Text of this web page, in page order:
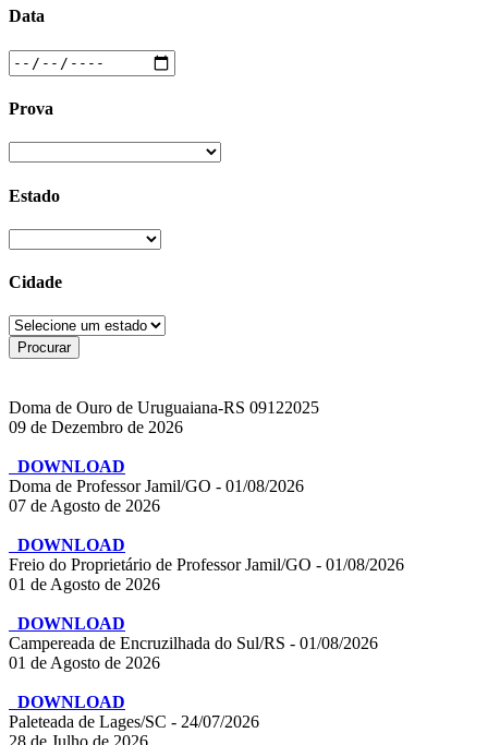
Data
Prova
Estado
Cidade
Doma de Ouro de Uruguaiana-RS 09122025
09 de Dezembro de 2026
DOWNLOAD
Doma de Professor Jamil/GO - 01/08/2026
07 de Agosto de 2026
DOWNLOAD
Freio do Proprietário de Professor Jamil/GO - 01/08/2026
01 de Agosto de 2026
DOWNLOAD
Campereada de Encruzilhada do Sul/RS - 01/08/2026
01 de Agosto de 2026
DOWNLOAD
Paleteada de Lages/SC - 24/07/2026